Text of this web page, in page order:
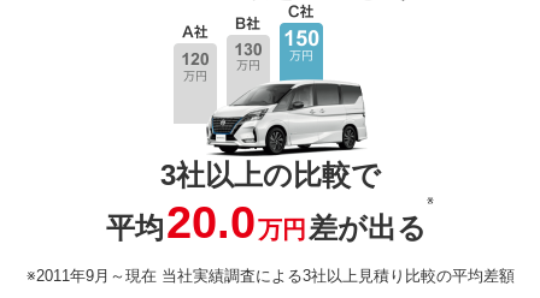
3社以上の比較で
平均20.0万円 差が出る
※
※2011年9月～現在 当社実績調査による3社以上見積り比較の平均差額